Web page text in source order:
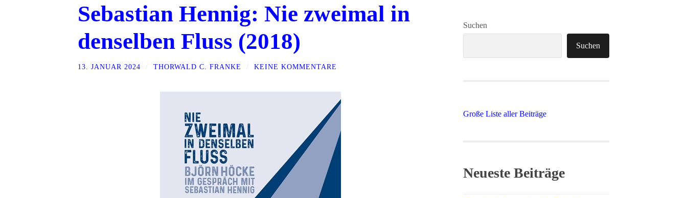
Sebastian Hennig: Nie zweimal in
denselben Fluss (2018)
13. JANUAR 2024 THORWALD C. FRANKE KEINE KOMMENTARE
Suchen
Suchen
Große Liste aller Beiträge
Neueste Beiträge